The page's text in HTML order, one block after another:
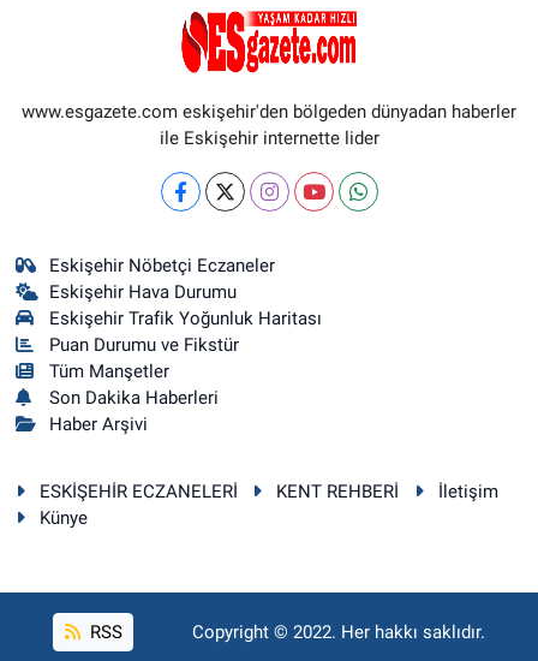
www.esgazete.com eskişehir'den bölgeden dünyadan haberler
ile Eskişehir internette lider
Eskişehir Nöbetçi Eczaneler
Eskişehir Hava Durumu
Eskişehir Trafik Yoğunluk Haritası
Puan Durumu ve Fikstür
Tüm Manşetler
Son Dakika Haberleri
Haber Arşivi
ESKİŞEHİR ECZANELERİ KENT REHBERİ
İletişim
Künye
RSS Copyright © 2022. Her hakkı saklıdır.